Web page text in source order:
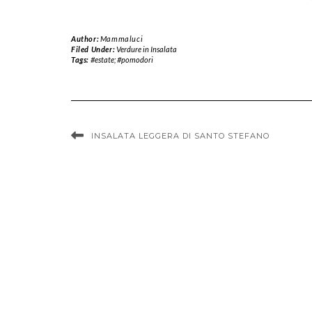
Author:Mammaluci
Filed Under:Verdure in Insalata
Tags: #estate; #pomodori
INSALATA LEGGERA DI SANTO STEFANO